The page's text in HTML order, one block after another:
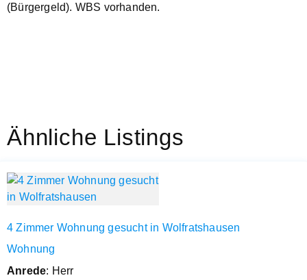
(Bürgergeld). WBS vorhanden.
Ähnliche Listings
4 Zimmer Wohnung gesucht in Wolfratshausen
Wohnung
Anrede: Herr